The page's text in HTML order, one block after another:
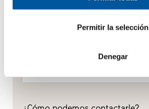
Permitir la selección
Denegar